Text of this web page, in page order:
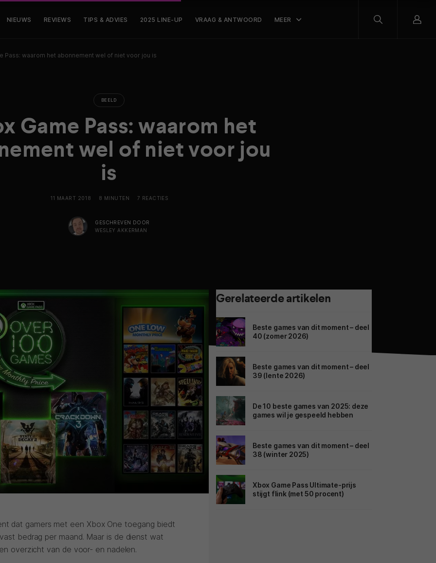
NIEUWS REVIEWS TIPS & ADVIES 2025 LINE-UP VRAAG & ANTWOORD MEER
Pass: waarom het abonnement wel of niet voor jou is
BEELD
Game Pass: waarom het
wel of niet voor jou
is
11 MAART 2018 8 MINUTEN 7 REACTIES
GESCHREVEN DOOR
WESLEY AKKERMAN
dat gamers met een Xbox One toegang biedt
bedrag per maand. Maar is de dienst wat
overzicht van de voor- en nadelen.
Gerelateerde artikelen
Beste games van dit moment – deel
40 (zomer 2026)
Beste games van dit moment – deel
39 (lente 2026)
De 10 beste games van 2025: deze
games wil je gespeeld hebben
Beste games van dit moment – deel
38 (winter 2025)
Xbox Game Pass Ultimate-prijs
stijgt flink (met 50 procent)